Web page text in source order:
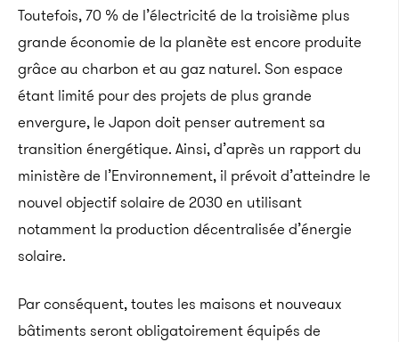
Toutefois, 70 % de l’électricité de la troisième plus
grande économie de la planète est encore produite
grâce au charbon et au gaz naturel. Son espace
étant limité pour des projets de plus grande
envergure, le Japon doit penser autrement sa
transition énergétique. Ainsi, d’après un rapport du
ministère de l’Environnement, il prévoit d’atteindre le
nouvel objectif solaire de 2030 en utilisant
notamment la production décentralisée d’énergie
solaire.
Par conséquent, toutes les maisons et nouveaux
bâtiments seront obligatoirement équipés de